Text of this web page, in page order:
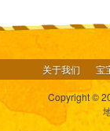
关于我们 宝
Copyright ©